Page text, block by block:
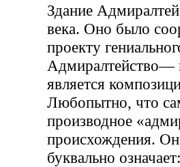
Здание
века. Оно было
проекту
Адмиралтейство—
является
Любопытно, что
производное
происхождения.
буквально